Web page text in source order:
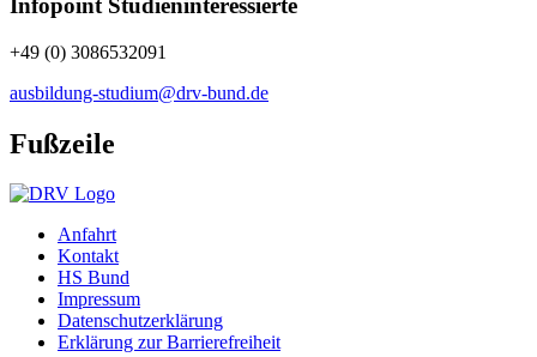
Infopoint Studieninteressierte
+49 (0) 3086532091
ausbildung-studium@drv-bund.de
Fußzeile
Anfahrt
Kontakt
HS Bund
Impressum
Datenschutzerklärung
Erklärung zur Barrierefreiheit